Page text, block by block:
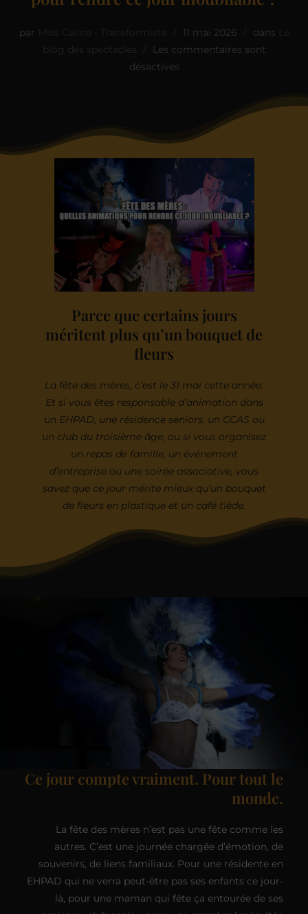
par 11 mai 2026 dans
Les commentaires sont
désactivés
Parce que certains jours
méritent plus qu’un bouquet de
fleurs
La fête des mères, c’est le 31 mai cette année.
Et si vous êtes responsable d’animation dans
un EHPAD, une résidence seniors, un CCAS ou
un club du troisième âge, ou si vous organisez
un repas de famille, un événement
d’entreprise ou une soirée associative, vous
savez que ce jour mérite mieux qu’un bouquet
de fleurs en plastique et un café tiède.
Ce jour compte vraiment. Pour tout le
monde.
La fête des mères n’est pas une fête comme les
autres. C’est une journée chargée d’émotion, de
souvenirs, de liens familiaux. Pour une résidente en
EHPAD qui ne verra peut-être pas ses enfants ce jour-
là, pour une maman qui fête ça entourée de ses